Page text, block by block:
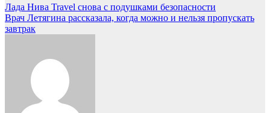
Навигация
по
Лада Нива Travel снова с подушками безопасности
Врач Летягина рассказала, когда можно и нельзя пропускать
завтрак